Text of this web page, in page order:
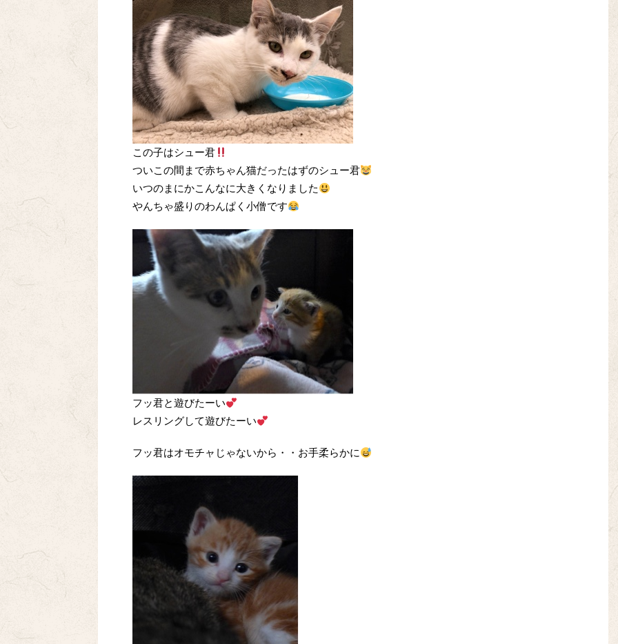
この子はシュー君
ついこの間まで赤ちゃん猫だったはずのシュー君
いつのまにかこんなに大きくなりました
やんちゃ盛りのわんぱく小僧です
フッ君と遊びたーい
レスリングして遊びたーい
フッ君はオモチャじゃないから・・お手柔らかに